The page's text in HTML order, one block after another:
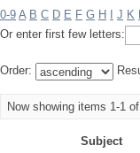
0-9 A B C D E F G H J K
Or enter first few letters:
Order:
Now showing items 1-1
Subject